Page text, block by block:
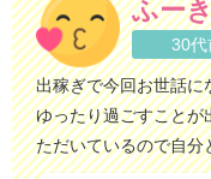
ふー
30代
出稼ぎで今回お世話に
ゆったり過ごすことが
ただいているので自分